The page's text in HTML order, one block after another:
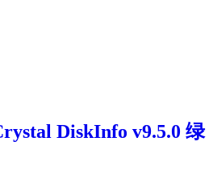
DiskInfo v9.5.0 绿